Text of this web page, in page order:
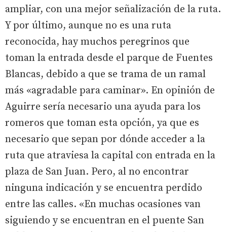
ampliar, con una mejor señalización de la ruta.
Y por último, aunque no es una ruta
reconocida, hay muchos peregrinos que
toman la entrada desde el parque de Fuentes
Blancas, debido a que se trama de un ramal
más «agradable para caminar». En opinión de
Aguirre sería necesario una ayuda para los
romeros que toman esta opción, ya que es
necesario que sepan por dónde acceder a la
ruta que atraviesa la capital con entrada en la
plaza de San Juan. Pero, al no encontrar
ninguna indicación y se encuentra perdido
entre las calles. «En muchas ocasiones van
siguiendo y se encuentran en el puente San